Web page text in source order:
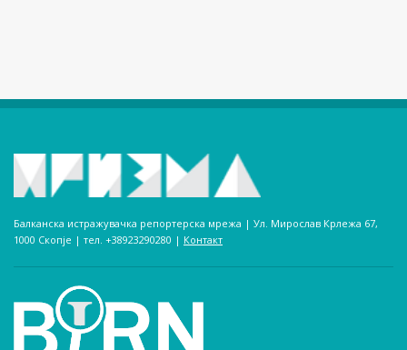
Балканска истражувачка репортерска мрежа | Ул. Мирослав Крлежа 67,
1000 Скопје | тел. +38923290280­ | Контакт